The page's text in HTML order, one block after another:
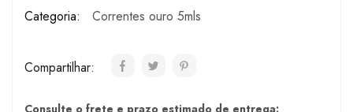
Categoria:
Correntes ouro 5mls
Compartilhar:
Consulte o frete e prazo estimado de entrega: